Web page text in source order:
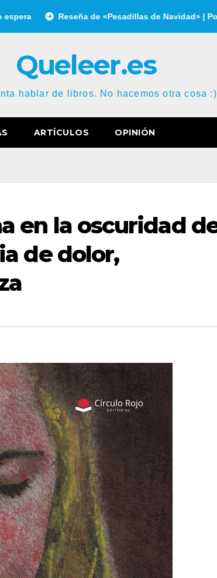
Reseña de «Pesadillas de Navidad» | Por Gonzalo
Queleer.es
hablar de libros. No hacemos otra cosa :)
ARTÍCULOS OPINIÓN
en la oscuridad
de dolor,